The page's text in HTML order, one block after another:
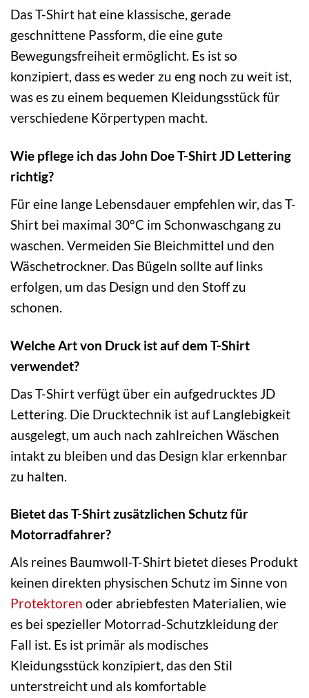
Das T-Shirt hat eine klassische, gerade
geschnittene Passform, die eine gute
Bewegungsfreiheit ermöglicht. Es ist so
konzipiert, dass es weder zu eng noch zu weit ist,
was es zu einem bequemen Kleidungsstück für
verschiedene Körpertypen macht.
Wie pflege ich das John Doe T-Shirt JD Lettering
richtig?
Für eine lange Lebensdauer empfehlen wir, das T-
Shirt bei maximal 30°C im Schonwaschgang zu
waschen. Vermeiden Sie Bleichmittel und den
Wäschetrockner. Das Bügeln sollte auf links
erfolgen, um das Design und den Stoff zu
schonen.
Welche Art von Druck ist auf dem T-Shirt
verwendet?
Das T-Shirt verfügt über ein aufgedrucktes JD
Lettering. Die Drucktechnik ist auf Langlebigkeit
ausgelegt, um auch nach zahlreichen Wäschen
intakt zu bleiben und das Design klar erkennbar
zu halten.
Bietet das T-Shirt zusätzlichen Schutz für
Motorradfahrer?
Als reines Baumwoll-T-Shirt bietet dieses Produkt
keinen direkten physischen Schutz im Sinne von
Protektoren oder abriebfesten Materialien, wie
es bei spezieller Motorrad-Schutzkleidung der
Fall ist. Es ist primär als modisches
Kleidungsstück konzipiert, das den Stil
unterstreicht und als komfortable